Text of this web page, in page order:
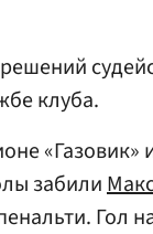
клуба.
«Газовик»
забили
Гол